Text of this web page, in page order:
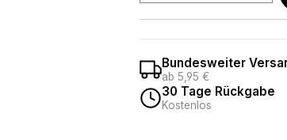
Bundesweiter
ab 5,95 €
30 Tage Rückgabe
Kostenlos